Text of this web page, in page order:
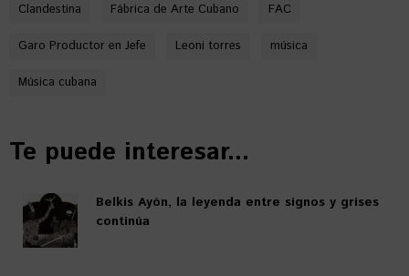
Clandestina Fábrica de Arte Cubano FAC
Garo Productor en Jefe Leoni torres música
Música cubana
Te puede interesar...
Belkis Ayón, la leyenda entre signos y grises
continúa